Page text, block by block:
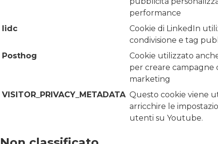
performance
lidc
Cookie di LinkedIn
condivisione e tag
Posthog
Cookie utilizzato
per creare campagne
marketing
VISITOR_PRIVACY_METADATA Questo cookie viene
arricchire le
utenti su Youtube.